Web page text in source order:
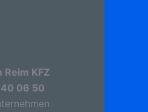
Reim KFZ
06 50